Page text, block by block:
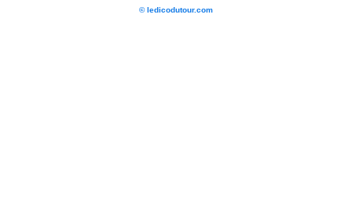
© ledicodutour.com